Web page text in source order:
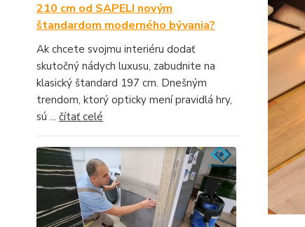
210 cm od SAPELI novým
štandardom moderného bývania?
Ak chcete svojmu interiéru dodať
skutočný nádych luxusu, zabudnite na
klasický štandard 197 cm. Dnešným
trendom, ktorý opticky mení pravidlá hry,
sú ... čítať celé